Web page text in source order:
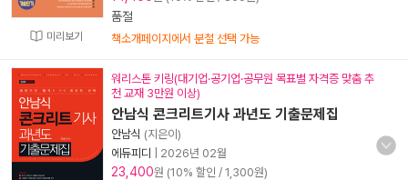
미리보기
품절
책소개페이지에서 분철 선택 가능
워리스톤 키링(대기업·공기업·공무원 목표별 자격증 맞춤 추
천 교재 3만원 이상)
안남식 콘크리트기사 과년도 기출문제집
안남식 (지은이)
에듀피디
2026년 02월
23,400원 (10% 할인 / 1,300원)